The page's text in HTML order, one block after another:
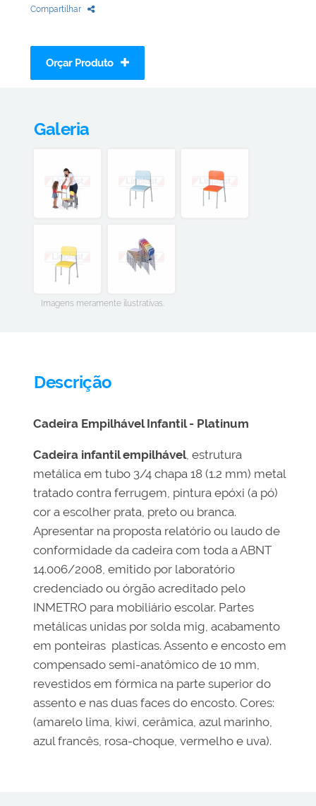
Compartilhar
Orçar Produto
Galeria
Imagens meramente ilustrativas.
Descrição
Cadeira Empilhável Infantil - Platinum
Cadeira infantil empilhável, estrutura
metálica em tubo 3/4 chapa 18 (1.2 mm) metal
tratado contra ferrugem, pintura epóxi (a pó)
cor a escolher prata, preto ou branca.
Apresentar na proposta relatório ou laudo de
conformidade da cadeira com toda a ABNT
14.006/2008, emitido por laboratório
credenciado ou órgão acreditado pelo
INMETRO para mobiliário escolar. Partes
metálicas unidas por solda mig, acabamento
em ponteiras plasticas. Assento e encosto em
compensado semi-anatômico de 10 mm,
revestidos em fórmica na parte superior do
assento e nas duas faces do encosto. Cores:
(amarelo lima, kiwi, cerâmica, azul marinho,
azul francês, rosa-choque, vermelho e uva).